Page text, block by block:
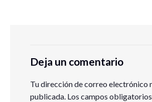
Deja un comentario
Tu dirección de correo electrónico
publicada. Los campos